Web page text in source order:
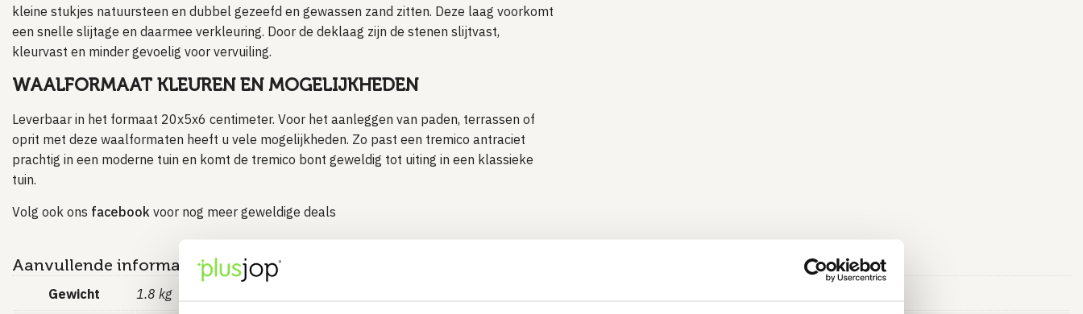
kleine stukjes natuursteen en dubbel gezeefd en gewassen zand zitten. Deze laag voorkomt
een snelle slijtage en daarmee verkleuring. Door de deklaag zijn de stenen slijtvast,
kleurvast en minder gevoelig voor vervuiling.
WAALFORMAAT KLEUREN EN MOGELIJKHEDEN
Leverbaar in het formaat 20x5x6 centimeter. Voor het aanleggen van paden, terrassen of
oprit met deze waalformaten heeft u vele mogelijkheden. Zo past een tremico antraciet
prachtig in een moderne tuin en komt de tremico bont geweldig tot uiting in een klassieke
tuin.
Volg ook ons facebook voor nog meer geweldige deals
Aanvullende informatie
Gewicht 1.8 kg